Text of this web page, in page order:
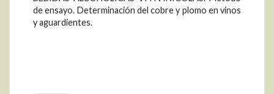
de ensayo. Determinación del cobre y plomo en vinos
y aguardientes.